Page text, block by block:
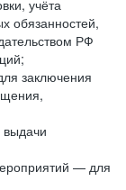
учёта
обязанностей,
РФ
заключения
— для